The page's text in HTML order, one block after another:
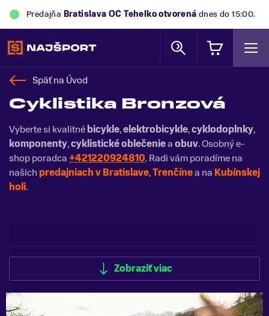
Predajňa Trek Flagship Store Bratislava otvorená dnes
do 15:00.
Späť na Úvod
Cyklistika Bronzová
Vyberte si kvalitnébicykle,elektrobicykle,cyklodoplnky,
komponenty,cyklistické oblečenieaobuv. Osobný e-
shop poradca+421220924810. Radi vám poradíme na
našich predajniach v Bratislave,Trenčínea na Kubínskej
holi.
Zobraziť viac
Zobraziť menej